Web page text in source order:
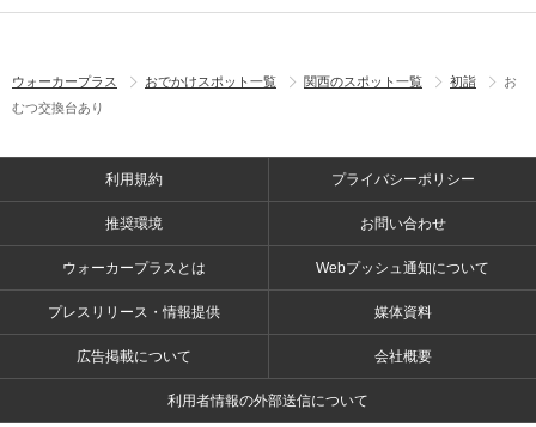
ウォーカープラス おでかけスポット一覧 関西のスポット一覧 初詣
お
むつ交換台あり
利用規約 プライバシーポリシー
推奨環境 お問い合わせ
ウォーカープラスとは Webプッシュ通知について
プレスリリース・情報提供 媒体資料
広告掲載について 会社概要
利用者情報の外部送信について